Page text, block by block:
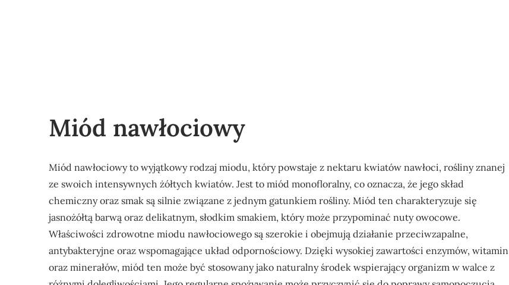
Miód nawłociowy
Miód nawłociowy to wyjątkowy rodzaj miodu, który powstaje z nektaru kwiatów nawłoci, rośliny znanej
ze swoich intensywnych żółtych kwiatów. Jest to miód monofloralny, co oznacza, że jego skład
chemiczny oraz smak są silnie związane z jednym gatunkiem rośliny. Miód ten charakteryzuje się
jasnożółtą barwą oraz delikatnym, słodkim smakiem, który może przypominać nuty owocowe.
Właściwości zdrowotne miodu nawłociowego są szerokie i obejmują działanie przeciwzapalne,
antybakteryjne oraz wspomagające układ odpornościowy. Dzięki wysokiej zawartości enzymów, witamin
oraz minerałów, miód ten może być stosowany jako naturalny środek wspierający organizm w walce z